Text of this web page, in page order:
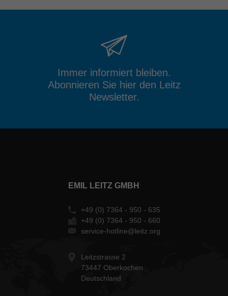
Immer informiert bleiben.
Abonnieren Sie hier den Leitz
Newsletter.
EMIL LEITZ GMBH
+49 (0) 7364 - 950 - 635
+49 (0) 7364 - 950 - 660
service-hotline@leitz.org
Leitzstrasse 2
73447 Oberkochen
Deutschland